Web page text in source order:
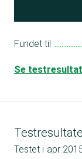
Fundet til
Se
Testet i apr